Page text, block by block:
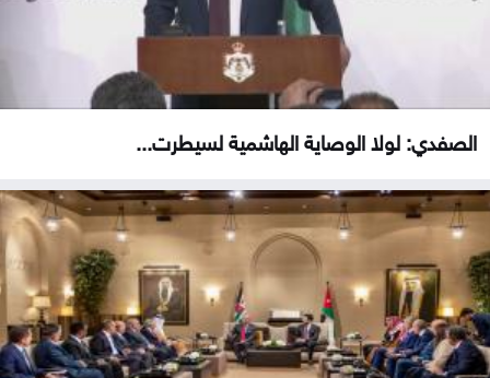
الصفدي: لولا الوصاية الهاشمية لسيطرت...